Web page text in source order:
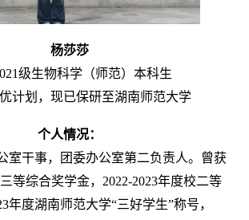
杨莎莎
级生物科学（师范）本科生
计划，现已保研至湖南师范大学
个人情况：
室干事，团委办公室第二负责人。曾获
等综合奖学金，2022-2023年度校二等
年度湖南师范大学“三好学生”称号，